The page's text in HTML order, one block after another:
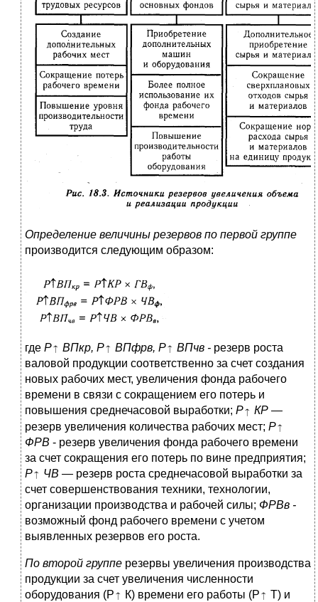
Определение величины резервов по первой группе
производится следующим образом:
где Р ВПкр, Р ВПфрв, Р ВПчв - резерв роста
валовой продукции соответственно за счет создания
новых рабочих мест, увеличения фонда рабочего
времени в связи с сокращением его потерь и
повышения среднечасовой выработки; Р
КР —
резерв увеличения количества рабочих мест; Р
ФРВ - резерв увеличения фонда рабочего времени
за счет сокращения его потерь по вине предприятия;
Р
ЧВ — резерв роста среднечасовой выработки за
счет совершенствования техники, технологии,
организации производства и рабочей силы; ФРВв -
возможный фонд рабочего времени с учетом
выявленных резервов его роста.
По второй группе резервы увеличения производства
продукции за счет увеличения численности
оборудования (Р
К) времени его работы (Р
Т) и